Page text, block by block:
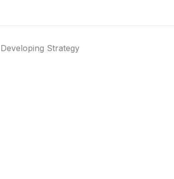
Developing Strategy